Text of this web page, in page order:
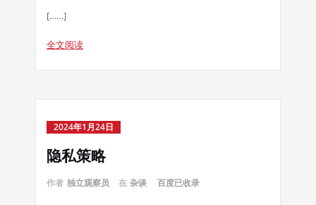
[……]
全文阅读
2024年1月24日
隐私策略
作者 独立观察员 在 杂谈 百度已收录